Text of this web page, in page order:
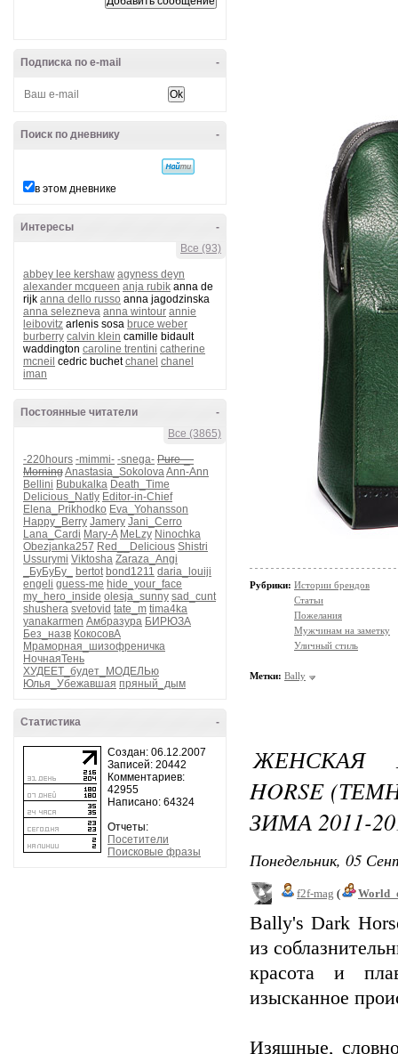
-
Подписка по e-mail
-
Поиск по дневнику
в этом дневнике
-
Интересы
Все (93)
abbey lee kershaw agyness deyn
alexander mcqueen anja rubik anna de
rijk anna dello russo anna jagodzinska
anna selezneva anna wintour annie
leibovitz arlenis sosa bruce weber
burberry calvin klein camille bidault
waddington caroline trentini catherine
mcneil cedric buchetchanel chanel
iman
-
Постоянные читатели
Все (3865)
-220hours -mimmi- -snega- Pure-_-
MorningAnastasia_SokolovaAnn-Ann
Bellini Bubukalka Death_Time
Delicious_Natly Editor-in-Chief
Elena_Prikhodko Eva_Yohansson
Happy_Berry Jamery Jani_Cerro
Lana_Cardi Mary-A MeLzy Ninochka
Obezjanka257 Red__Delicious Shistri
Ussurymi Viktosha Zaraza_Angi
_БуБуБу_
bertot bond1211 daria_louiji
engeli guess-me hide_your_face
my_hero_inside olesja_sunny sad_cunt
shushera svetovid tate_m tima4ka
yanakarmen Амбразура БИРЮЗА
Без_назв КокосовА
Мраморная_шизофреничка
НочнаяТень
ХУДЕЕТ_будет_МОДЕЛЬю
Юлья_Убежавшая пряный_дым
-
Статистика
Создан: 06.12.2007
Записей: 20442
Комментариев:
42955
Написано: 64324
Отчеты:
Посетители
Поисковые фразы
Рубрики: Истории брендов
Статьи
Пожелания
Мужчинам на заметку
Уличный стиль
Метки: Bally
ЖЕНСКАЯ
HORSE
ЗИМА 2011-
Понедельник, 05
f2f-mag (
Bally's Dark
из
красота и
изысканное
Изящные,